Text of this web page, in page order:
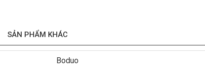
SẢN PHẨM KHÁC
Boduo